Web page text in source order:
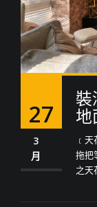
27
3
月
裝
地
﹝
拖把
之天